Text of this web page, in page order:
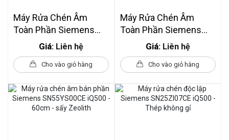
Máy Rửa Chén Âm
Toàn Phần Siemens
SN87TX00CE IQ700
Giá: Liên hệ
Cho vào giỏ hàng
Máy Rửa Chén Âm
Toàn Phần Siemens
SN65ZX07CE IQ500 60
Cm
Giá: Liên hệ
Cho vào giỏ hàng